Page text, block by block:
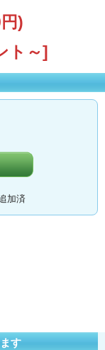
)
ト～]
加済
す